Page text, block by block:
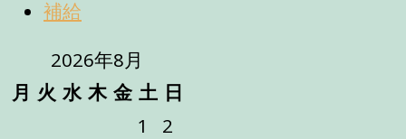
補給
2026年8月
月 火 水 木 金 土 日
1
2